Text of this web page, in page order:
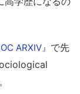
ARXIV』 で先